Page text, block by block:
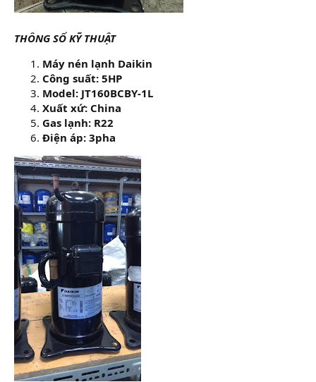
THÔNG SỐ KỸ THUẬT
Máy nén lạnh Daikin
Công suất: 5HP
Model: JT160BCBY-1L
Xuất xứ: China
Gas lạnh: R22
Điện áp: 3pha